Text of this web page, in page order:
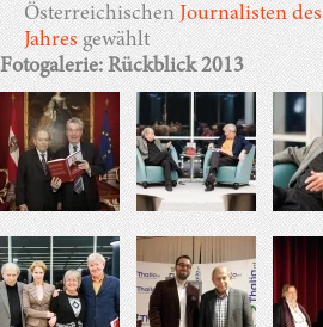
ÖsterreichischenJournalisten des
Jahresgewählt
Fotogalerie: Rückblick 2013